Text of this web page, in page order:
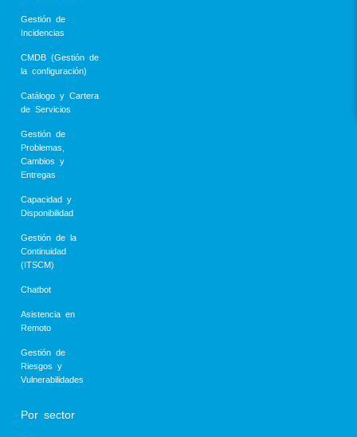
Gestión de
Incidencias
CMDB (Gestión de
la configuración)
Catálogo y Cartera
de Servicios
Gestión de
Problemas,
Cambios y
Entregas
Capacidad y
Disponibilidad
Gestión de la
Continuidad
(ITSCM)
Chatbot
Asistencia en
Remoto
Gestión de
Riesgos y
Vulnerabilidades
Por sector